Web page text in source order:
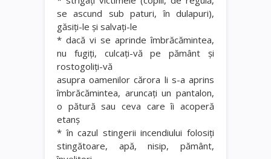
se ascund sub paturi, în dulapuri),
găsiţi-le şi salvaţi-le
* dacă vi se aprinde îmbrăcămintea,
nu fugiţi, culcaţi-vă pe pământ şi
rostogoliţi-vă
asupra oamenilor cărora li s-a aprins
îmbrăcămintea, aruncaţi un pantalon,
o pătură sau ceva care îi acoperă
etanş
* în cazul stingerii incendiului folosiţi
stingătoare, apă, nisip, pământ,